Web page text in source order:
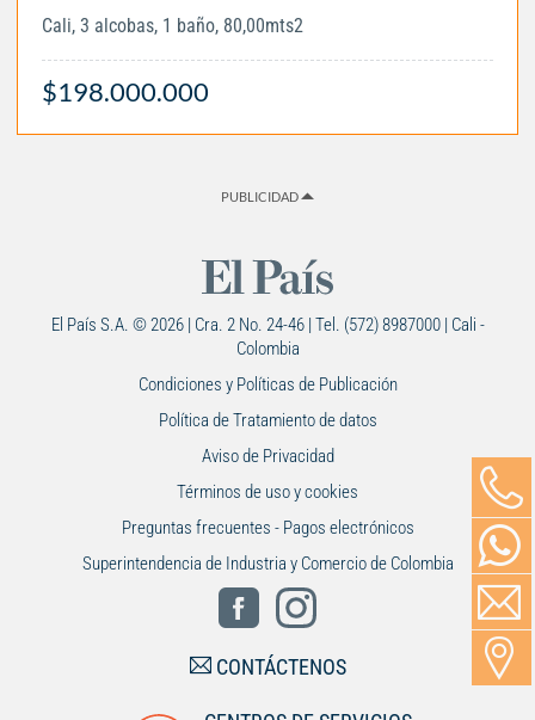
Cali, 3 alcobas, 1 baño, 80,00mts2
$198.000.000
PUBLICIDAD
El País S.A. © 2026 | Cra. 2 No. 24-46 | Tel. (572) 8987000 | Cali -
Colombia
Condiciones y Políticas de Publicación
Política de Tratamiento de datos
Aviso de Privacidad
Términos de uso y cookies
Preguntas frecuentes - Pagos electrónicos
Superintendencia de Industria y Comercio de Colombia
CONTÁCTENOS